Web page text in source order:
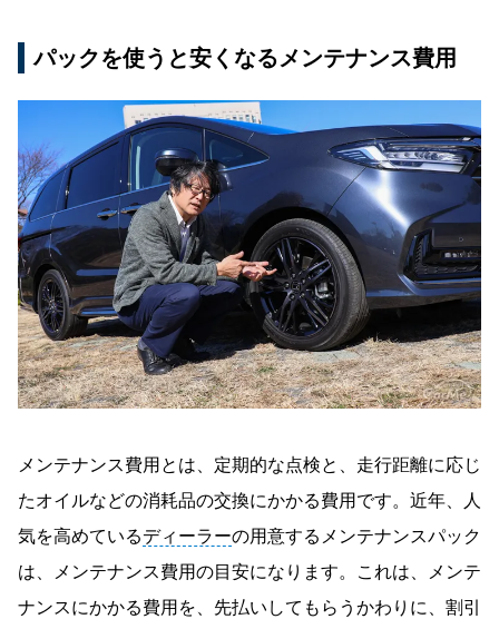
パックを使うと安くなるメンテナンス費用
メンテナンス費用とは、定期的な点検と、走行距離に応じ
たオイルなどの消耗品の交換にかかる費用です。近年、人
気を高めているディーラーの用意するメンテナンスパック
は、メンテナンス費用の目安になります。これは、メンテ
ナンスにかかる費用を、先払いしてもらうかわりに、割引